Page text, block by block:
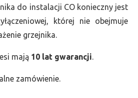
do instalacji CO konieczny jest
której nie obejmuje
grzejnika.
mają 10 lat gwarancji.
zamówienie.